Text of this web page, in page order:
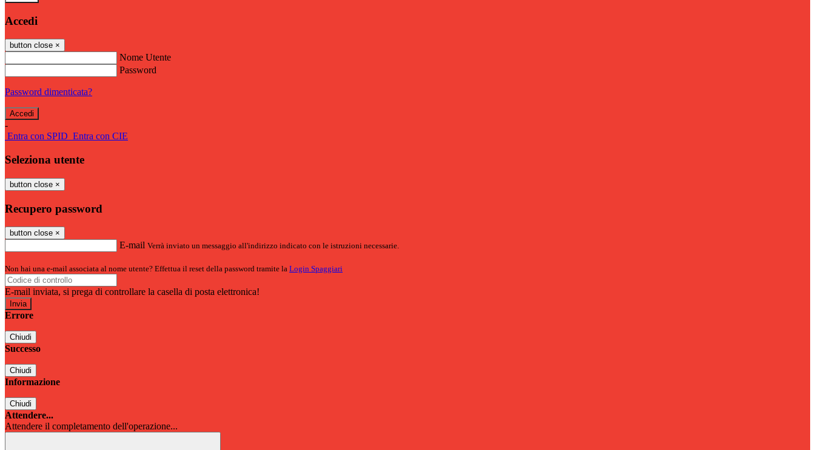
Accedi
button close ×
Nome Utente
Password
Password dimenticata?
-
Entra con SPID Entra con CIE
Seleziona utente
button close ×
Recupero password
button close ×
E-mail Verrà inviato un messaggio all'indirizzo indicato con le istruzioni necessarie.
Non hai una e-mail associata al nome utente? Effettua il reset della password tramite la Login Spaggiari
E-mail inviata, si prega di controllare la casella di posta elettronica!
Errore
Chiudi
Successo
Chiudi
Informazione
Chiudi
Attendere...
Attendere il completamento dell'operazione...